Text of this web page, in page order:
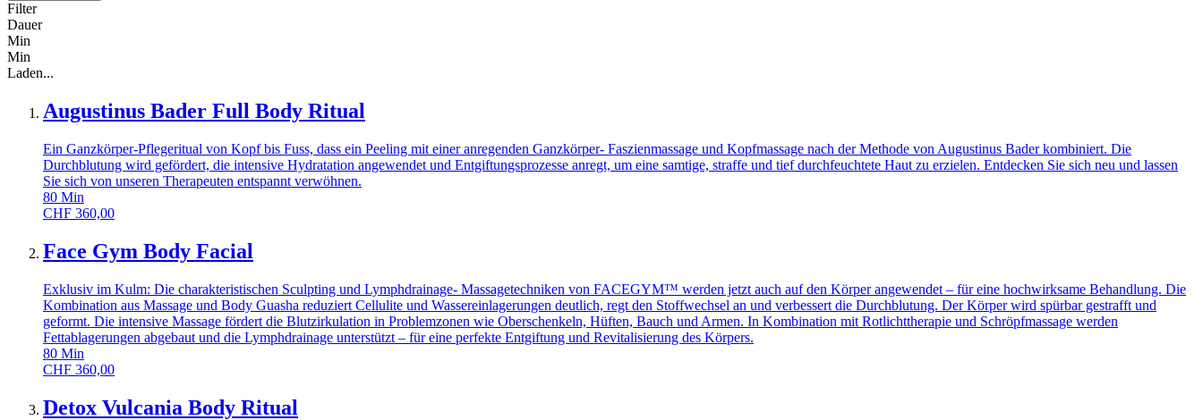
Filter
Dauer
Min
Min
Laden...
Augustinus Bader Full Body Ritual
Ein Ganzkörper-Pflegeritual von Kopf bis Fuss, dass ein Peeling mit einer anregenden Ganzkörper- Faszienmassage und Kopfmassage nach der Methode von Augustinus Bader kombiniert. Die
Durchblutung wird gefördert, die intensive Hydratation angewendet und Entgiftungsprozesse anregt, um eine samtige, straffe und tief durchfeuchtete Haut zu erzielen. Entdecken Sie sich neu und lassen
Sie sich von unseren Therapeuten entspannt verwöhnen.
80 Min
CHF 360,00
Face Gym Body Facial
Exklusiv im Kulm: Die charakteristischen Sculpting und Lymphdrainage- Massagetechniken von FACEGYM™ werden jetzt auch auf den Körper angewendet – für eine hochwirksame Behandlung. Die
Kombination aus Massage und Body Guasha reduziert Cellulite und Wassereinlagerungen deutlich, regt den Stoffwechsel an und verbessert die Durchblutung. Der Körper wird spürbar gestrafft und
geformt. Die intensive Massage fördert die Blutzirkulation in Problemzonen wie Oberschenkeln, Hüften, Bauch und Armen. In Kombination mit Rotlichttherapie und Schröpfmassage werden
Fettablagerungen abgebaut und die Lymphdrainage unterstützt – für eine perfekte Entgiftung und Revitalisierung des Körpers.
80 Min
CHF 360,00
Detox Vulcania Body Ritual